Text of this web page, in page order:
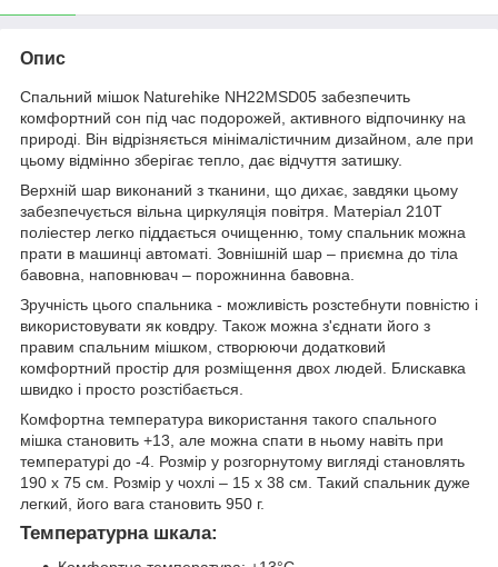
Опис
Спальний мішок Naturehike NH22MSD05 забезпечить
комфортний сон під час подорожей, активного відпочинку на
природі. Він відрізняється мінімалістичним дизайном, але при
цьому відмінно зберігає тепло, дає відчуття затишку.
Верхній шар виконаний з тканини, що дихає, завдяки цьому
забезпечується вільна циркуляція повітря. Матеріал 210T
поліестер легко піддається очищенню, тому спальник можна
прати в машинці автоматі. Зовнішній шар – приємна до тіла
бавовна, наповнювач – порожнинна бавовна.
Зручність цього спальника - можливість розстебнути повністю і
використовувати як ковдру. Також можна з'єднати його з
правим спальним мішком, створюючи додатковий
комфортний простір для розміщення двох людей. Блискавка
швидко і просто розстібається.
Комфортна температура використання такого спального
мішка становить +13, але можна спати в ньому навіть при
температурі до -4. Розмір у розгорнутому вигляді становлять
190 х 75 см. Розмір у чохлі – 15 х 38 см. Такий спальник дуже
легкий, його вага становить 950 г.
Температурна шкала: